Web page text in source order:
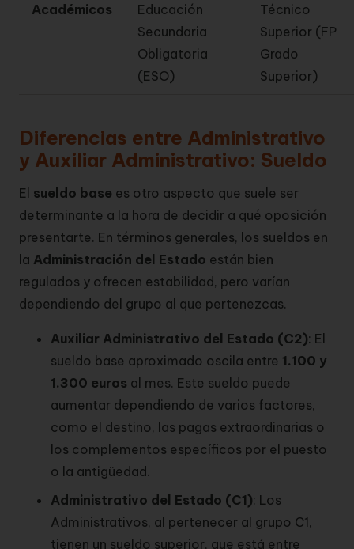
Académicos
Educación
Secundaria
Obligatoria
(ESO)
Técnico
Superior (FP
Grado
Superior)
Diferencias entre Administrativo
y Auxiliar Administrativo: Sueldo
El sueldo base es otro aspecto que suele ser
determinante a la hora de decidir a qué oposición
presentarte. En términos generales, los sueldos en
la Administración del Estado están bien
regulados y ofrecen estabilidad, pero varían
dependiendo del grupo al que pertenezcas.
Auxiliar Administrativo del Estado (C2): El
sueldo base aproximado oscila entre 1.100 y
1.300 euros al mes. Este sueldo puede
aumentar dependiendo de varios factores,
como el destino, las pagas extraordinarias o
los complementos específicos por el puesto
o la antigüedad.
Administrativo del Estado (C1): Los
Administrativos, al pertenecer al grupo C1,
tienen un sueldo superior, que está entre